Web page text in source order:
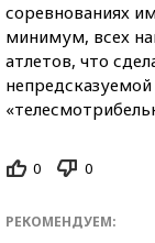
соревнованиях
минимум, всех
атлетов, что
0 0
РЕКОМЕНДУЕМ: